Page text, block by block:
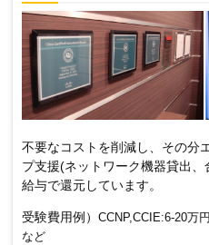
不要なコストを削減し、その分
プ支援(ネットワーク機器貸出
給与で還元しています。
受験費用例）CCNP,CCIE:6-20万
など